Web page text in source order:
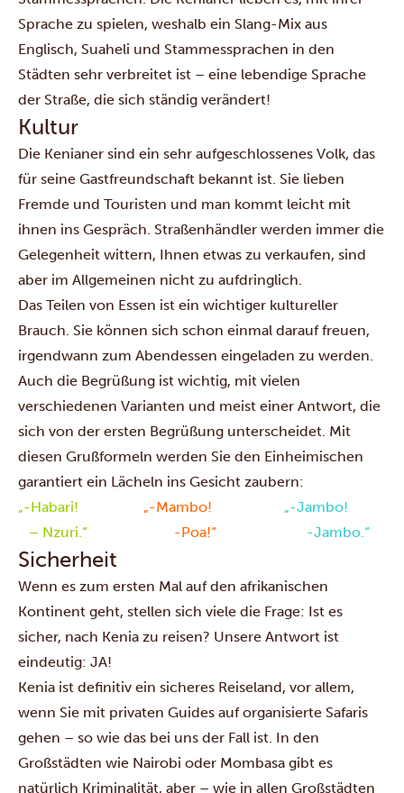
Sprache zu spielen, weshalb ein Slang-Mix aus
Englisch, Suaheli und Stammessprachen in den
Städten sehr verbreitet ist – eine lebendige Sprache
der Straße, die sich ständig verändert!
Kultur
Die Kenianer sind ein sehr aufgeschlossenes Volk, das
für seine Gastfreundschaft bekannt ist. Sie lieben
Fremde und Touristen und man kommt leicht mit
ihnen ins Gespräch. Straßenhändler werden immer die
Gelegenheit wittern, Ihnen etwas zu verkaufen, sind
aber im Allgemeinen nicht zu aufdringlich.
Das Teilen von Essen ist ein wichtiger kultureller
Brauch. Sie können sich schon einmal darauf freuen,
irgendwann zum Abendessen eingeladen zu werden.
Auch die Begrüßung ist wichtig, mit vielen
verschiedenen Varianten und meist einer Antwort, die
sich von der ersten Begrüßung unterscheidet. Mit
diesen Grußformeln werden Sie den Einheimischen
garantiert ein Lächeln ins Gesicht zaubern:
„-Habari!
„-Mambo! „-Jambo!
– Nzuri.“
-Poa!“ -Jambo.“
Sicherheit
Wenn es zum ersten Mal auf den afrikanischen
Kontinent geht, stellen sich viele die Frage: Ist es
sicher, nach Kenia zu reisen? Unsere Antwort ist
eindeutig: JA!
Kenia ist definitiv ein sicheres Reiseland, vor allem,
wenn Sie mit privaten Guides auf organisierte Safaris
gehen – so wie das bei uns der Fall ist. In den
Großstädten wie Nairobi oder Mombasa gibt es
natürlich Kriminalität, aber – wie in allen Großstädten